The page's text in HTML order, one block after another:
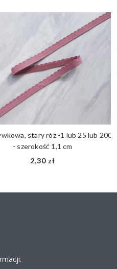
stary róż -1 lub 25 lub 200 mb
- szerokość 1,1 cm
2,30 zł